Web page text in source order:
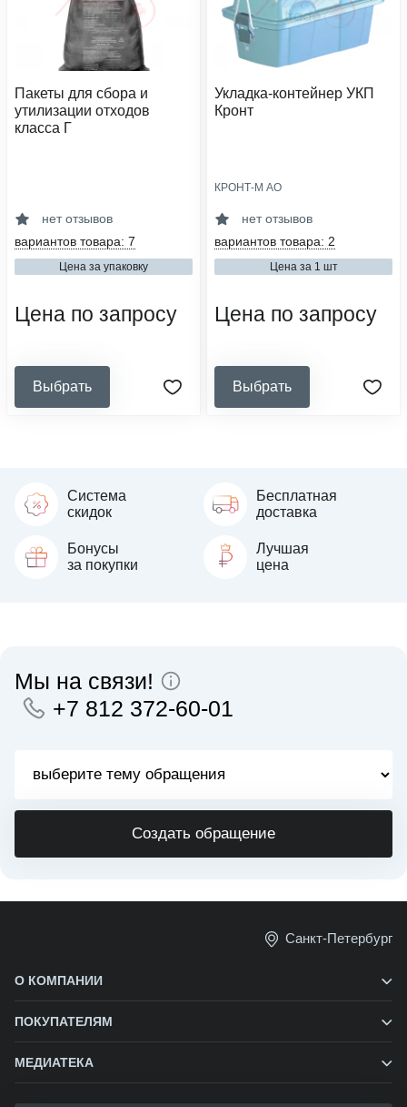
Пакеты для сбора и
утилизации отходов
класса Г
г (отходы близкие по составу к
промышленным)
кол-во в упаковке, шт:
медицинские организации,
ветеринарные клиники
нет отзывов
вариантов товара: 7
Цена за упаковку
Цена по запросу
Выбрать
Укладка-контейнер УКП
Кронт
медицинские организации,
ветеринарные клиники
область применения:
утилизация
КРОНТ-М АО
нет отзывов
вариантов товара: 2
Цена за 1 шт
Цена по запросу
Выбрать
Система
скидок
Бесплатная
доставка
Бонусы
за покупки
Лучшая
цена
Мы на связи!
+7 812 372-60-01
Создать обращение
Санкт-Петербург
О КОМПАНИИ
ПОКУПАТЕЛЯМ
МЕДИАТЕКА